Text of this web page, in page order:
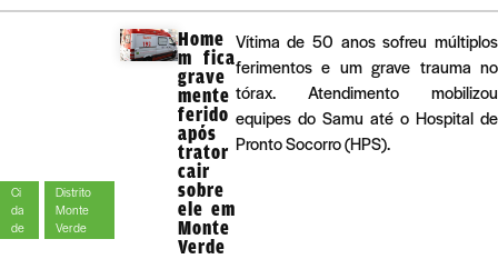
Ci
da
de
Distrito
Monte
Verde
Home
m fica
grave
mente
ferido
após
trator
cair
sobre
ele em
Monte
Verde
Vítima de 50 anos sofreu múltiplos
ferimentos e um grave trauma no
tórax. Atendimento mobilizou
equipes do Samu até o Hospital de
Pronto Socorro (HPS).